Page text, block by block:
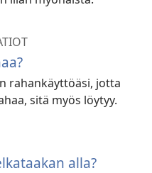
rahankäyttöäsi, jotta
sitä myös löytyy.
alla?